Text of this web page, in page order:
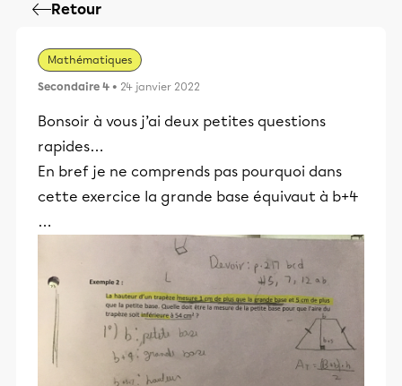
Retour
Mathématiques
Secondaire 4 • 24 janvier 2022
Bonsoir à vous j’ai deux petites questions
rapides…
En bref je ne comprends pas pourquoi dans
cette exercice la grande base équivaut à b+4
…